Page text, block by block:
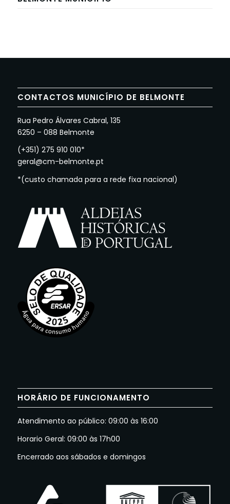
CONTACTOS MUNICÍPIO DE BELMONTE
Rua Pedro Álvares Cabral, 135
6250 – 088 Belmonte
(+351) 275 910 010*
geral@cm-belmonte.pt
*(custo chamada para a rede fixa nacional)
HORÁRIO DE FUNCIONAMENTO
Atendimento ao público: 09:00 às 16:00
Horario Geral: 09:00 às 17h00
Encerrado aos sábados e domingos